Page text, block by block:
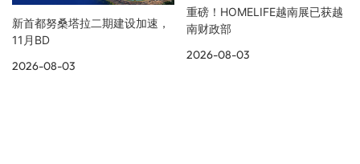
新首都努桑塔拉二期建设加速，
11月BD
2026-08-03
重磅！HOMELIFE越南展已获越
南财政部
2026-08-03